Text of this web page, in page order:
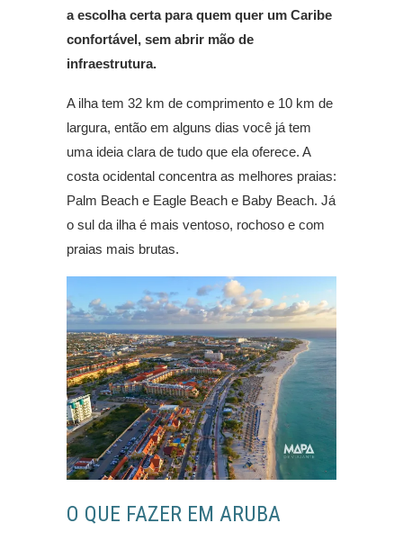
a escolha certa para quem quer um Caribe
confortável, sem abrir mão de
infraestrutura.
A ilha tem 32 km de comprimento e 10 km de
largura, então em alguns dias você já tem
uma ideia clara de tudo que ela oferece. A
costa ocidental concentra as melhores praias:
Palm Beach e Eagle Beach e Baby Beach. Já
o sul da ilha é mais ventoso, rochoso e com
praias mais brutas.
O QUE FAZER EM ARUBA